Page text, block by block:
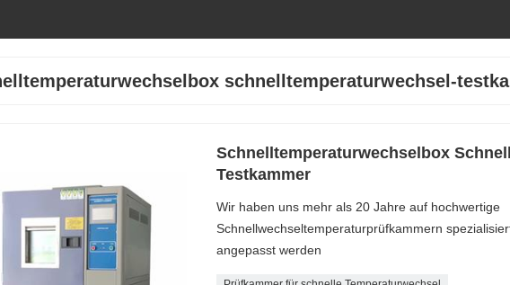
schnelltemperaturwechsel-
Schnelltemperaturwechselbox
Testkammer
Wir haben uns mehr als 20 Jahre auf hochwertige
Schnellwechseltemperaturprüfkammern
angepasst werden